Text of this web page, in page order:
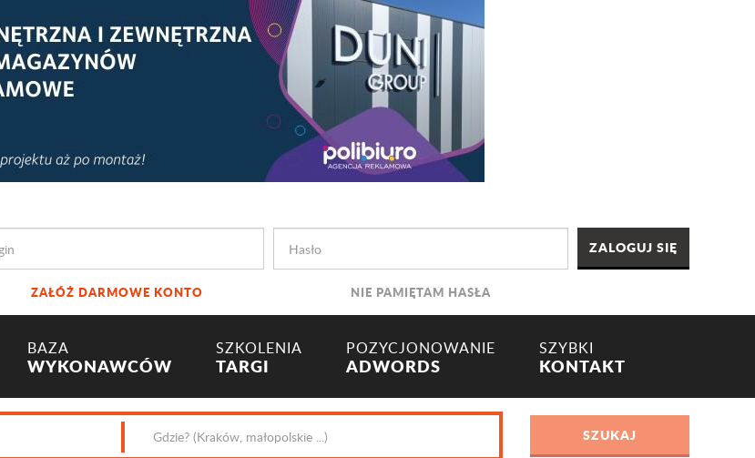
ZAŁÓŻ DARMOWE KONTO NIE PAMIĘTAM HASŁA
BAZA
WYKONAWCÓW
SZKOLENIA
TARGI
POZYCJONOWANIE
ADWORDS
SZYBKI
KONTAKT